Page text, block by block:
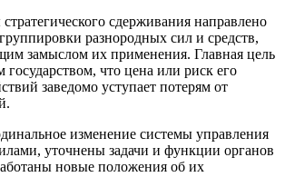
сдерживания направлено
разнородных сил и средств,
замыслом их применения. Главная цель
что цена или риск его
заведомо уступает потерям от
изменение системы управления
уточнены задачи и функции органов
новые положения об их